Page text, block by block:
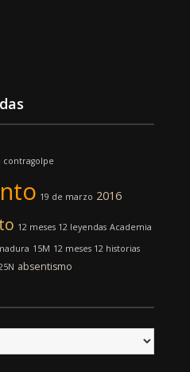
contragolpe
19 de marzo 2016
12 meses 12 leyendas Academia
15M 12 meses 12 historias
absentismo